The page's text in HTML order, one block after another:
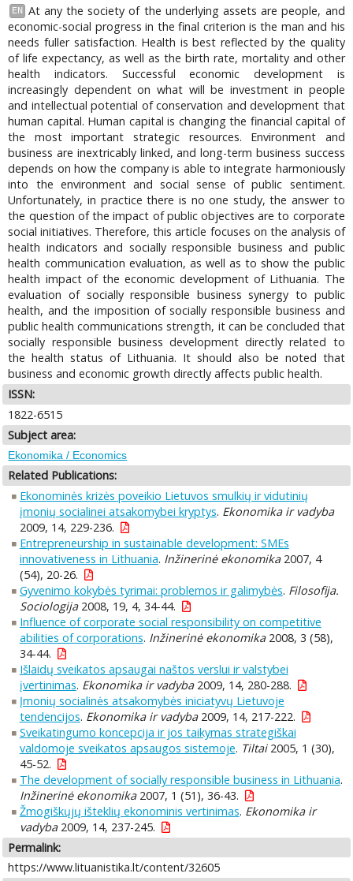
EN
At any the society of the underlying assets are people, and
economic-social progress in the final criterion is the man and his
needs fuller satisfaction. Health is best reflected by the quality
of life expectancy, as well as the birth rate, mortality and other
health indicators. Successful economic development is
increasingly dependent on what will be investment in people
and intellectual potential of conservation and development that
human capital. Human capital is changing the financial capital of
the most important strategic resources. Environment and
business are inextricably linked, and long-term business success
depends on how the company is able to integrate harmoniously
into the environment and social sense of public sentiment.
Unfortunately, in practice there is no one study, the answer to
the question of the impact of public objectives are to corporate
social initiatives. Therefore, this article focuses on the analysis of
health indicators and socially responsible business and public
health communication evaluation, as well as to show the public
health impact of the economic development of Lithuania. The
evaluation of socially responsible business synergy to public
health, and the imposition of socially responsible business and
public health communications strength, it can be concluded that
socially responsible business development directly related to
the health status of Lithuania. It should also be noted that
business and economic growth directly affects public health.
ISSN:
1822-6515
Subject area:
Ekonomika / Economics
Related Publications:
Ekonominės krizės poveikio Lietuvos smulkių ir vidutinių
įmonių socialinei atsakomybei kryptys. Ekonomika ir vadyba
2009, 14, 229-236.
Entrepreneurship in sustainable development: SMEs
innovativeness in Lithuania. Inžinerinė ekonomika2007, 4
(54), 20-26.
Gyvenimo kokybės tyrimai: problemos ir galimybės. Filosofija.
Sociologija2008, 19, 4, 34-44.
Influence of corporate social responsibility on competitive
abilities of corporations. Inžinerinė ekonomika2008, 3 (58),
34-44.
Išlaidų sveikatos apsaugai naštos verslui ir valstybei
įvertinimas. Ekonomika ir vadyba2009, 14, 280-288.
Įmonių socialinės atsakomybės iniciatyvų Lietuvoje
tendencijos. Ekonomika ir vadyba2009, 14, 217-222.
Sveikatingumo koncepcija ir jos taikymas strategiškai
valdomoje sveikatos apsaugos sistemoje. Tiltai2005, 1 (30),
45-52.
The development of socially responsible business in Lithuania.
Inžinerinė ekonomika2007, 1 (51), 36-43.
Žmogiškųjų išteklių ekonominis vertinimas. Ekonomika ir
vadyba2009, 14, 237-245.
Permalink:
https://www.lituanistika.lt/content/32605